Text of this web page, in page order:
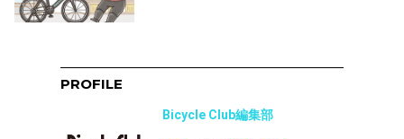
PROFILE
Bicycle Club編集部